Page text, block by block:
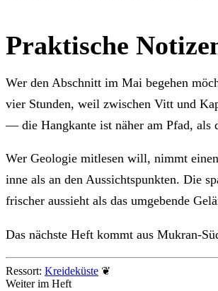
Praktische
Wer den Abschnitt im Mai begehen
vier Stunden, weil zwischen Vitt und
— die Hangkante ist näher am Pfad, als
Wer Geologie mitlesen will, nimmt
inne als an den Aussichtspunkten. Die
frischer aussieht als das umgebende
Das nächste Heft kommt aus Mukran-
Ressort: Kreideküste ❦
Weiter im Heft